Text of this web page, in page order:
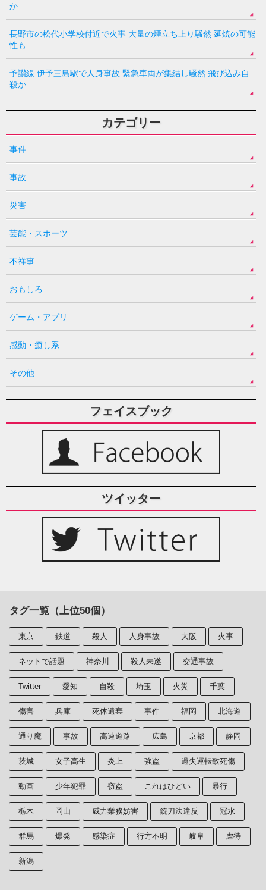
か
長野市の松代小学校付近で火事 大量の煙立ち上り騒然 延焼の可能
性も
予讃線 伊予三島駅で人身事故 緊急車両が集結し騒然 飛び込み自
殺か
カテゴリー
事件
事故
災害
芸能・スポーツ
不祥事
おもしろ
ゲーム・アプリ
感動・癒し系
その他
フェイスブック
ツイッター
タグ一覧（上位50個）
東京 鉄道 殺人 人身事故 大阪 火事
ネットで話題 神奈川 殺人未遂 交通事故
Twitter 愛知 自殺 埼玉 火災 千葉
傷害 兵庫 死体遺棄 事件 福岡 北海道
通り魔 事故 高速道路 広島 京都 静岡
茨城 女子高生 炎上 強盗 過失運転致死傷
動画 少年犯罪 窃盗 これはひどい 暴行
栃木 岡山 威力業務妨害 銃刀法違反 冠水
群馬 爆発 感染症 行方不明 岐阜 虐待
新潟